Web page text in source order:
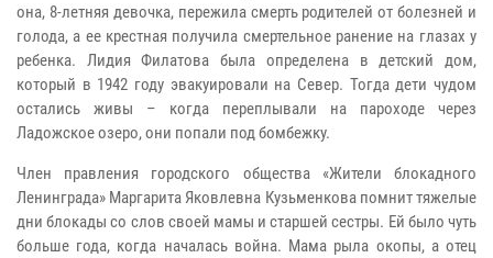
она, 8-летняя девочка, пережила смерть родителей от болезней и
голода, а ее крестная получила смертельное ранение на глазах у
ребенка. Лидия Филатова была определена в детский дом,
который в 1942 году эвакуировали на Север. Тогда дети чудом
остались живы – когда переплывали на пароходе через
Ладожское озеро, они попали под бомбежку.
Член правления городского общества «Жители блокадного
Ленинграда» Маргарита Яковлевна Кузьменкова помнит тяжелые
дни блокады со слов своей мамы и старшей сестры. Ей было чуть
больше года, когда началась война. Мама рыла окопы, а отец